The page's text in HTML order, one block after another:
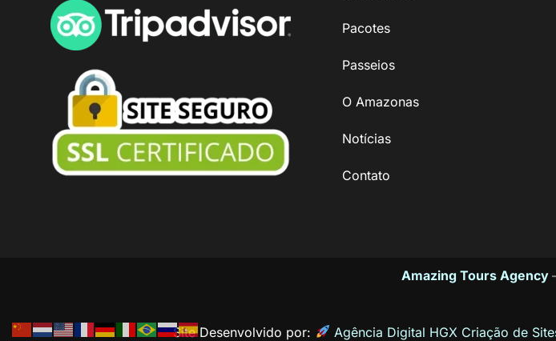
Pacotes
Passeios
O Amazonas
Notícias
Contato
Amazing Tours Agency
Site Desenvolvido por: Agência Digital HGX Criação de